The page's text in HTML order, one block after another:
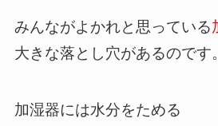
みんながよかれと思っている
大きな落とし穴があるのです。
加湿器には水分をためる